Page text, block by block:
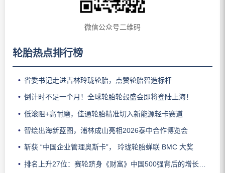
微信公众号二维码
轮胎热点排行榜
省委书记走进吉林玲珑轮胎，点赞轮胎智造标杆
倒计时不足一个月！全球轮胎轮毂盛会即将登陆上海！
低滚阻+高耐磨，佳通轮胎精准切入新能源轻卡赛道
智绘出海新蓝图，浦林成山亮相2026泰中合作博览会
斩获 “中国企业管理奥斯卡”， 玲珑轮胎蝉联 BMC 大奖
排名上升27位：赛轮跻身《财富》中国500强背后的增长逻辑